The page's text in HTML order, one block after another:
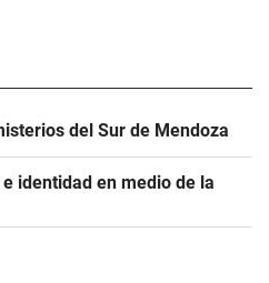
del Sur de Mendoza
identidad en medio de la